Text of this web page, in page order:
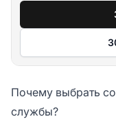
Почему выбрать
службы?